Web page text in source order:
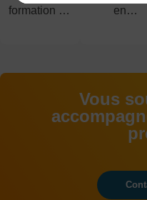
formation en
en
Vous